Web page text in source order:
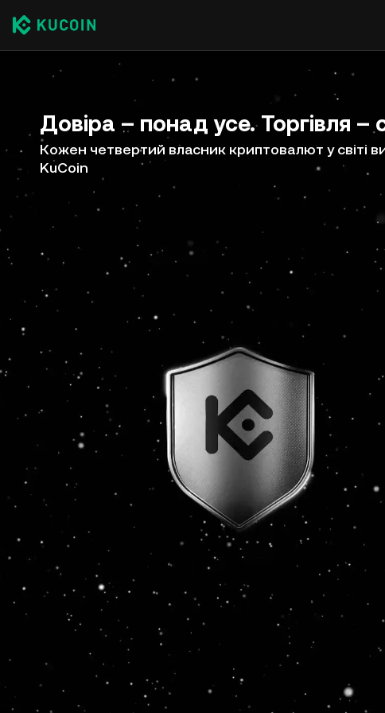
Довіра – понад усе. Торгівля –
Кожен четвертий власник криптовалют у світі
KuCoin